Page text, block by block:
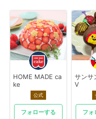
HOME MADE ca
ke
公式
フォローする
サンサ
V
フォ